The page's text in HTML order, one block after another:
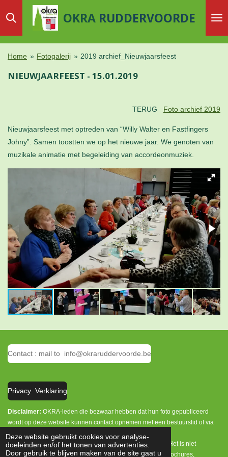
Deze website gebruikt cookies voor analyse-
doeleinden en/of het tonen van advertenties.
Door gebruik te blijven maken van de site gaat u
direct
naar
hoofdinhoud
OKRA RUDDERVOORDE
Home » Fotogalerij » 2019 archief_Nieuwjaarsfeest
NIEUWJAARFEEST - 15.01.2019
TERUG Foto archief 2019
Nieuwjaarsfeest met optreden van “Willy Walter en Fastfingers
Johny”. Samen toostten we op het nieuwe jaar. We genoten van
muzikale animatie met begeleiding van accordeonmuziek.
Contact : mail to info@okraruddervoorde.be
Privacy Verklaring
Disclaimer: OKRA-leden die bezwaar hebben dat hun foto gepubliceerd
wordt op deze website kunnen contact opnemen met een bestuurslid of via
info@okraruddervoorde.be.
Het is enkel toegelaten persoonlijke foto's te downloaden. Het is niet
toegelaten deze foto's te publiceren op andere websites, brochures,